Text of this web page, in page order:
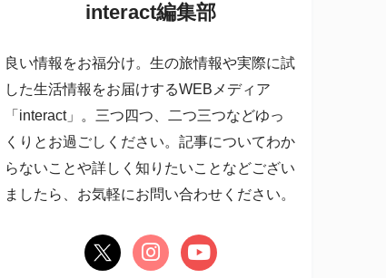
interact編集部
良い情報をお福分け。生の旅情報や実際に試
した生活情報をお届けするWEBメディア
「interact」。三つ四つ、二つ三つなどゆっ
くりとお過ごしください。記事についてわか
らないことや詳しく知りたいことなどござい
ましたら、お気軽にお問い合わせください。